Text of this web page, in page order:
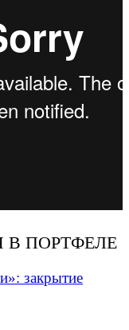
В ПОРТФЕЛЕ
закрытие